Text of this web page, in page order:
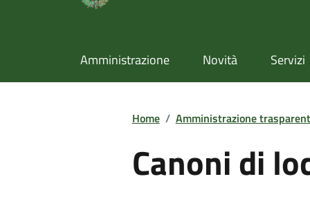
Amministrazione Novità Servizi
Home / Amministrazione
Canoni di